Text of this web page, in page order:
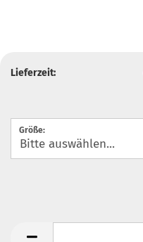
Lieferzeit:
Größe: